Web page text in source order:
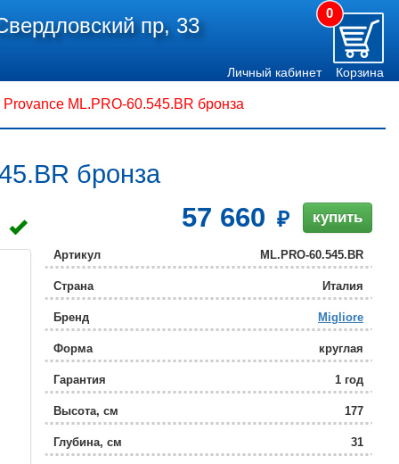
пр, 33
0
Личный кабинет Корзина
ML.PRO-60.545.BR бронза
бронза
57 660 купить
Артикул ML.PRO-60.545.BR
Страна Италия
Бренд Migliore
Форма круглая
Гарантия 1 год
Высота, см 177
Глубина, см 31